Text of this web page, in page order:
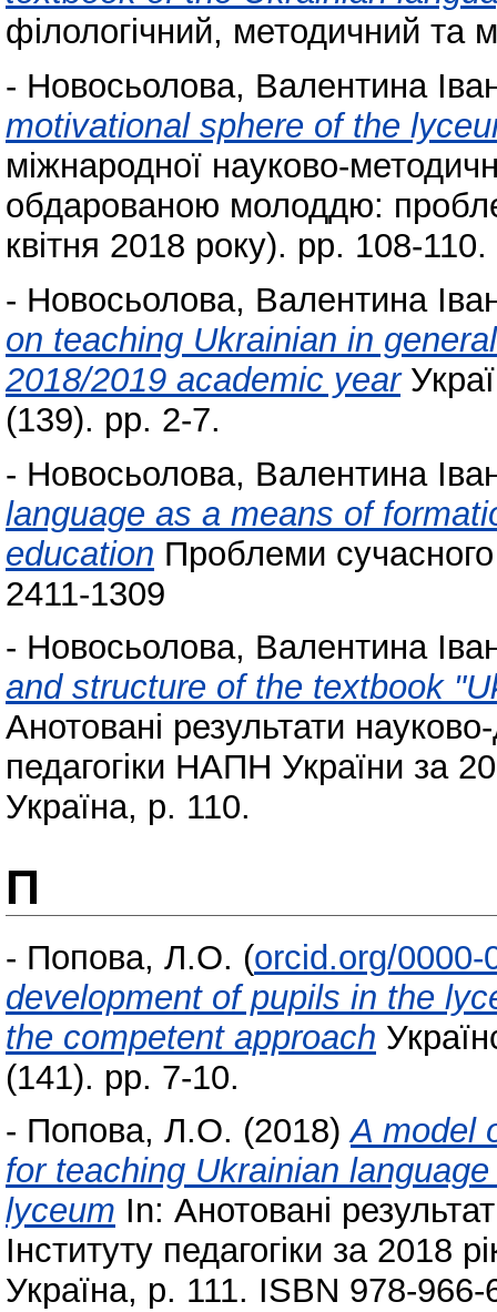
філологічний, методичний та
- Новосьолова, Валентина
motivational sphere of the
міжнародної науково-
обдарованою молоддю:
квітня 2018 року). pp. 108-110.
- Новосьолова, Валентина
on teaching Ukrainian in
2018/2019 academic year
(139). pp. 2-7.
- Новосьолова, Валентина
language as a means of
education Проблеми
2411-1309
- Новосьолова, Валентина
and structure of the textbook
Анотовані результати
педагогіки НАПН України за
Україна, p. 110.
П
- Попова, Л.О. (orcid.org/0000-
development of pupils in the
the competent approach
(141). pp. 7-10.
- Попова, Л.О. (2018)A model
for teaching Ukrainian
lyceum In: Анотовані
Інституту педагогіки за 2018
Україна, p. 111. ISBN 978-